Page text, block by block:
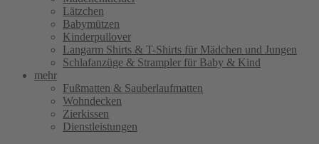
Lätzchen
Babymützen
Kinderpullover
Langarm Shirts & T-Shirts für Mädchen und Jungen
Schlafanzüge & Strampler für Baby & Kind
mehr
Fußmatten & Sauberlaufmatten
Wohndecken
Zierkissen
Dienstleistungen